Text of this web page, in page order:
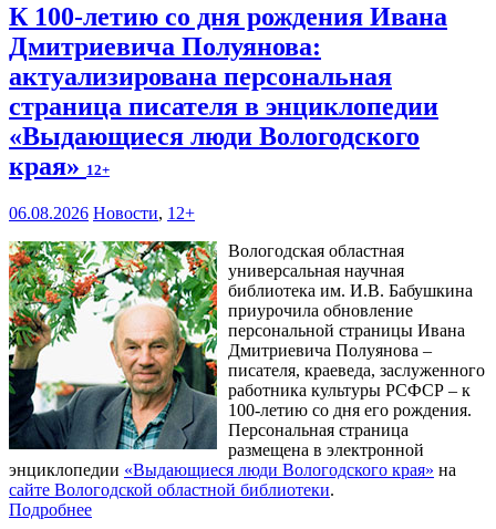
К 100-летию со дня рождения Ивана
Дмитриевича Полуянова:
актуализирована персональная
страница писателя в энциклопедии
«Выдающиеся люди Вологодского
края» 12+
06.08.2026 Новости, 12+
Вологодская областная
универсальная научная
библиотека им. И.В. Бабушкина
приурочила обновление
персональной страницы Ивана
Дмитриевича Полуянова –
писателя, краеведа, заслуженного
работника культуры РСФСР – к
100‑летию со дня его рождения.
Персональная страница
размещена в электронной
энциклопедии «Выдающиеся люди Вологодского края» на
сайте Вологодской областной библиотеки.
Подробнее